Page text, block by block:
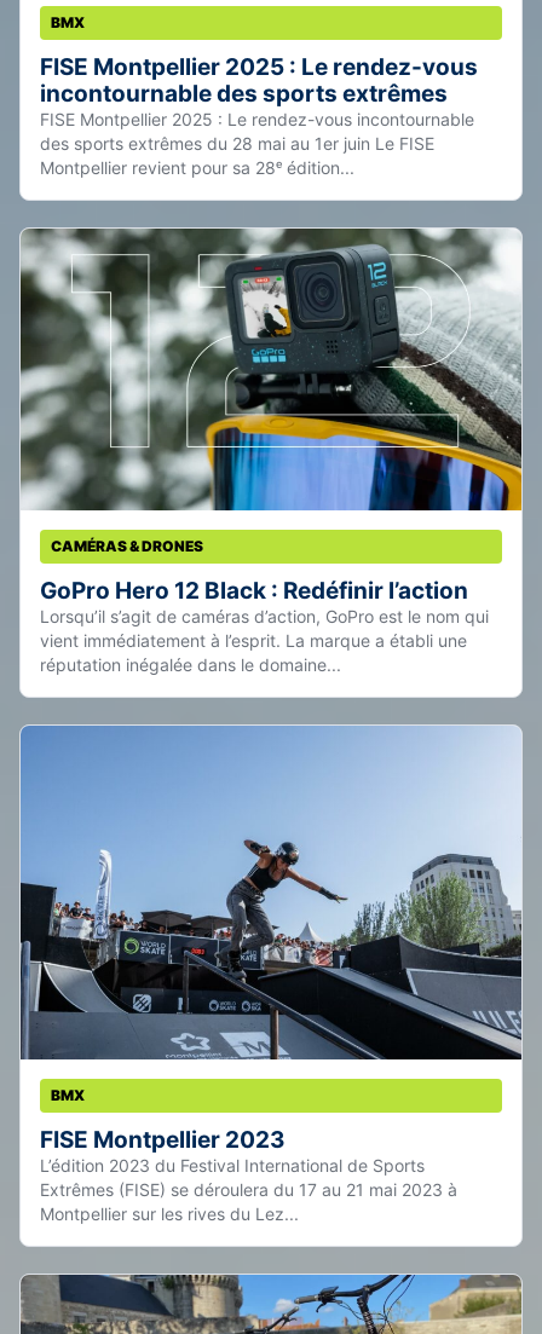
BMX
FISE Montpellier 2025 : Le rendez-vous
incontournable des sports extrêmes
FISE Montpellier 2025 : Le rendez-vous incontournable
des sports extrêmes du 28 mai au 1er juin Le FISE
Montpellier revient pour sa 28ᵉ édition...
CAMÉRAS & DRONES
GoPro Hero 12 Black : Redéfinir l’action
Lorsqu’il s’agit de caméras d’action, GoPro est le nom qui
vient immédiatement à l’esprit. La marque a établi une
réputation inégalée dans le domaine...
BMX
FISE Montpellier 2023
L’édition 2023 du Festival International de Sports
Extrêmes (FISE) se déroulera du 17 au 21 mai 2023 à
Montpellier sur les rives du Lez...